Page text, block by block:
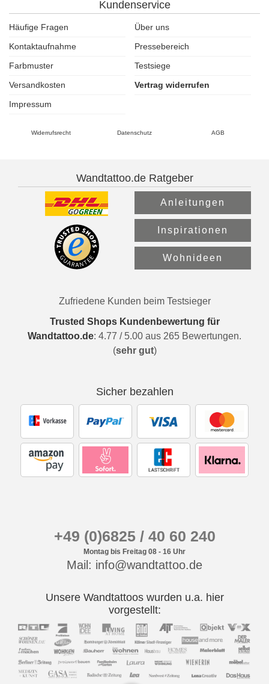
Kundenservice
Häufige Fragen
Über uns
Kontaktaufnahme
Pressebereich
Farbmuster
Testsiege
Versandkosten
Vertrag widerrufen
Impressum
Widerrufsrecht Datenschutz AGB
Wandtattoo.de Ratgeber
Anleitungen
Inspirationen
Wohnideen
Zufriedene Kunden beim Testsieger
Trusted Shops Kundenbewertung für
Wandtattoo.de: 4.77 / 5.00 aus 265 Bewertungen.
(sehr gut)
Sicher bezahlen
+49 (0)6825 / 40 60 240
Montag bis Freitag 08 - 16 Uhr
Mail: info@wandtattoo.de
Unsere Wandtattoos wurden u.a. hier
vorgestellt: